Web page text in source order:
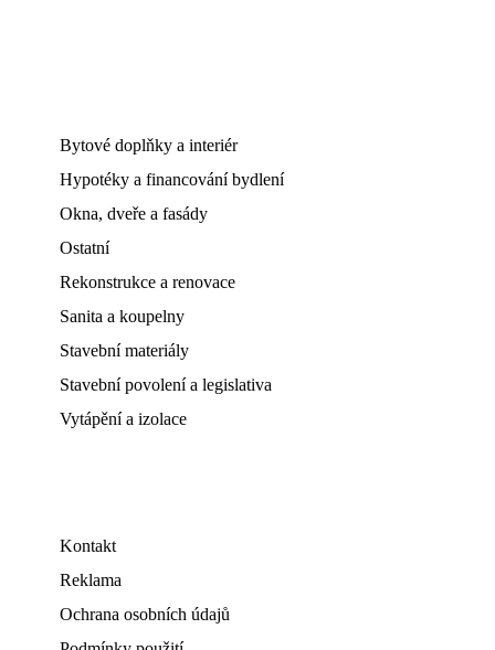
Bytové doplňky a interiér
Hypotéky a financování bydlení
Okna, dveře a fasády
Ostatní
Rekonstrukce a renovace
Sanita a koupelny
Stavební materiály
Stavební povolení a legislativa
Vytápění a izolace
Kontakt
Reklama
Ochrana osobních údajů